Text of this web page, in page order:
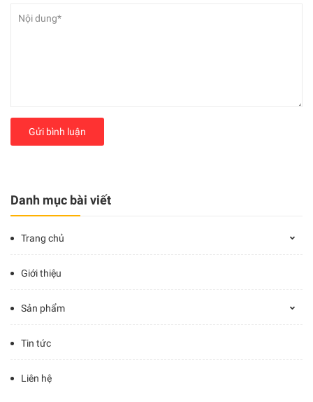
Danh mục bài viết
Trang chủ
Giới thiệu
Sản phẩm
Tin tức
Liên hệ
Gửi bình luận